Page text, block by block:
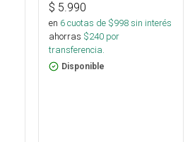
$ 5.990
en 6cuotas de $998sin interés
ahorras $240 por
transferencia.
Disponible